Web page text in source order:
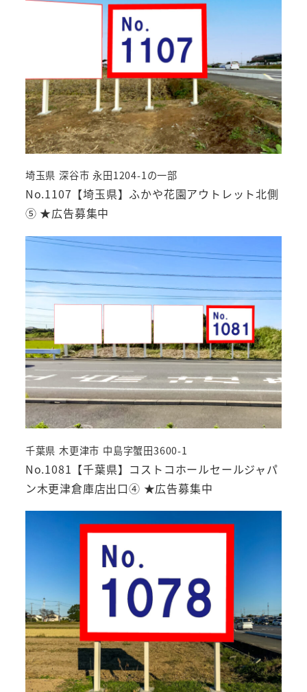
No.1107【埼玉県】ふかや花園アウトレット北側
⑤ ★広告募集中
埼玉県 深谷市 永田1204-1の一部
No.1081【千葉県】コストコホールセールジャパ
ン木更津倉庫店出口④ ★広告募集中
千葉県 木更津市 中島字蟹田3600-1